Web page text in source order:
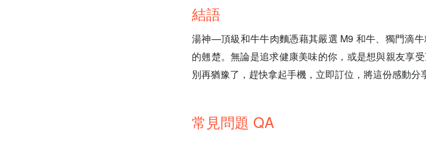
結語
湯神—頂級和牛牛肉麵憑藉其嚴選 M9 和牛、獨門滴
的翹楚。無論是追求健康美味的你，或是想與親友享
別再猶豫了，趕快拿起手機，立即訂位，將這份感動分
常見問題 QA